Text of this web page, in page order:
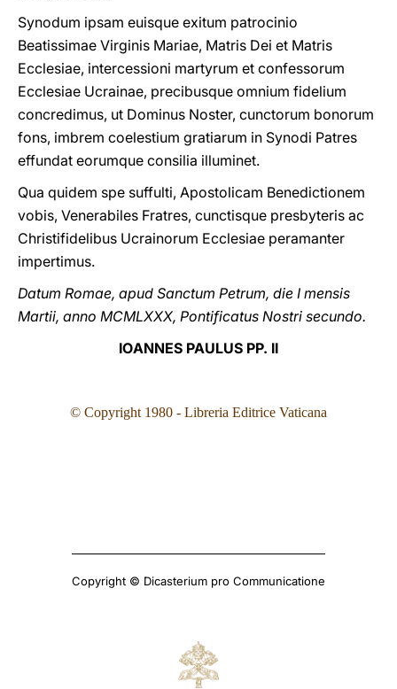
Synodum ipsam euisque exitum patrocinio
Beatissimae Virginis Mariae, Matris Dei et Μatris
Ecclesiae, intercessioni martyrum et confessorum
Ecclesiae Ucrainae, precibusque omnium fidelium
concredimus, ut Dominus Nοster, cunctorum bοnοrum
fons, imbrem coelestium gratiarum in Synodi Patres
effundat eorumque consilia illuminet.
Qua quidem spe suffulti, Apostolicam Benedictionem
vobis, Venerabiles Fratres, cunctisque presbyteris ac
Christifidelibus Ucrainorum Ecclesiae peramanter
impertimus.
Datum Romae, apud Sanctum Petrum, die I mensis
Martii, annο MCMLXXX, Pontificatus Nostri secundo.
IΟANNΕS PAULUS PP. II
© Copyright 1980 - Libreria Editrice Vaticana
Copyright © Dicasterium pro Communicatione